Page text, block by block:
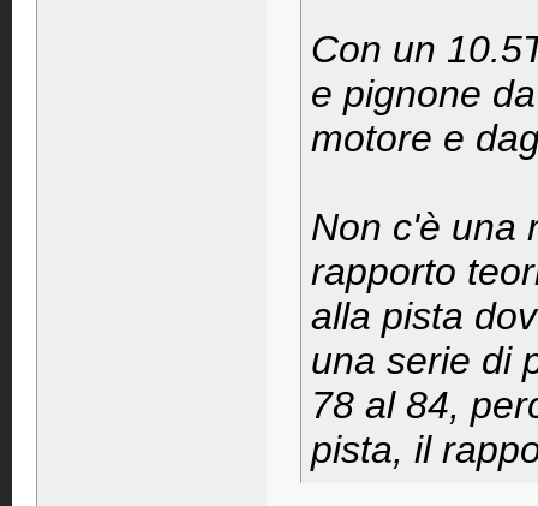
Con un
e pignone
motore e
Non c'è una
rapporto
alla pista
una serie di
78 al 84,
pista, il